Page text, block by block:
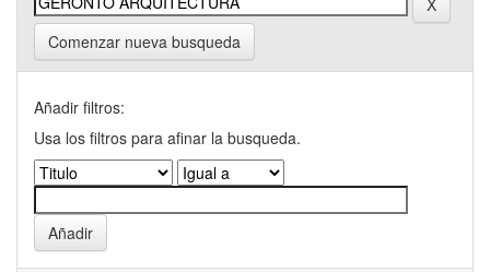
Comenzar nueva busqueda
Añadir filtros:
Usa los filtros para afinar la busqueda.